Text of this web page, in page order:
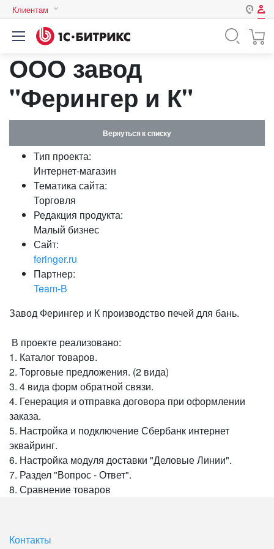
Клиентам
Авторизация
Логин
Пароль
ООО завод
"Ферингер и К"
Вернуться к списку
Тип проекта:
Интернет-магазин
Тематика сайта:
Торговля
Редакция продукта:
Малый бизнес
Сайт:
feringer.ru
Партнер:
Team-B
Завод Ферингер и К производство печей для бань.
В проекте реализовано:
1. Каталог товаров.
2. Торговые предложения. (2 вида)
3. 4 вида форм обратной связи.
4. Генерация и отправка договора при оформлении
заказа.
5. Настройка и подключение Сбербанк интернет
эквайринг.
6. Настройка модуля доставки "Деловые Линии".
7. Раздел "Вопрос - Ответ".
8. Сравнение товаров
Контакты